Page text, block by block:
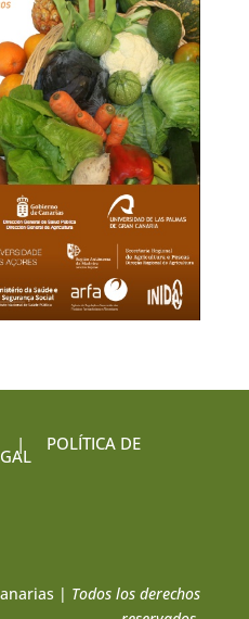
POLÍTICA DE
| Todos los derechos